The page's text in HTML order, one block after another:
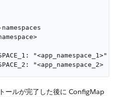
"<app_namespace_1>"
"<app_namespace_2>
ールが完了した後に ConfigMap